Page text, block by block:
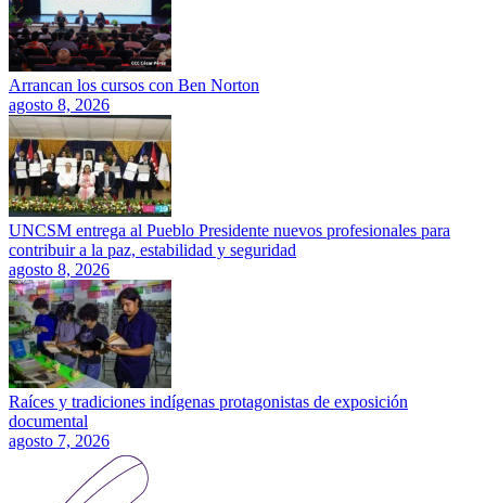
Arrancan los cursos con Ben Norton
agosto 8, 2026
UNCSM entrega al Pueblo Presidente nuevos profesionales para
contribuir a la paz, estabilidad y seguridad
agosto 8, 2026
Raíces y tradiciones indígenas protagonistas de exposición
documental
agosto 7, 2026